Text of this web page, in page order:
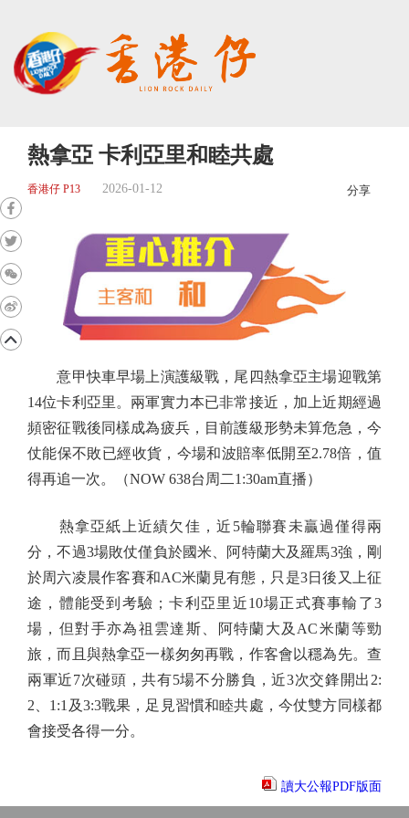
熱拿亞 卡利亞里和睦共處
香港仔 P13 2026-01-12 分享
意甲快車早場上演護級戰，尾四熱拿亞主場迎戰第
14位卡利亞里。兩軍實力本已非常接近，加上近期經過
頻密征戰後同樣成為疲兵，目前護級形勢未算危急，今
仗能保不敗已經收貨，今場和波賠率低開至2.78倍，值
得再追一次。（NOW 638台周二1:30am直播）
熱拿亞紙上近績欠佳，近5輪聯賽未贏過僅得兩
分，不過3場敗仗僅負於國米、阿特蘭大及羅馬3強，剛
於周六凌晨作客賽和AC米蘭見有態，只是3日後又上征
途，體能受到考驗；卡利亞里近10場正式賽事輸了3
場，但對手亦為祖雲達斯、阿特蘭大及AC米蘭等勁
旅，而且與熱拿亞一樣匆匆再戰，作客會以穩為先。查
兩軍近7次碰頭，共有5場不分勝負，近3次交鋒開出2:
2、1:1及3:3戰果，足見習慣和睦共處，今仗雙方同樣都
會接受各得一分。
讀大公報PDF版面